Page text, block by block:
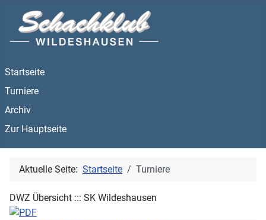
Startseite
Turniere
Archiv
Zur Hauptseite
Aktuelle Seite: Startseite Turniere
DWZ Übersicht ::: SK Wildeshausen